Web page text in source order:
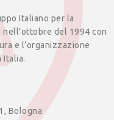
Italiano per la
nell’ottobre del 1994 con
e l’organizzazione
Italia.
Bologna